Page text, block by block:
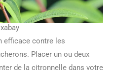
efficace contre les
Placer un ou deux
de la citronnelle dans votre